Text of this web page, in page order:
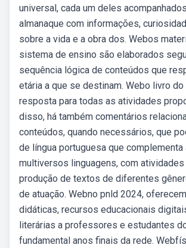
universal, cada um deles
almanaque com informações,
sobre a vida e a obra dos. Webos
sistema de ensino são elaborados
sequência lógica de conteúdos que
etária a que se destinam. Webo livro
resposta para todas as atividades
disso, há também comentários
conteúdos, quando necessários, que
de língua portuguesa que complementa
multiversos linguagens, com
produção de textos de diferentes
de atuação. Webno pnld 2024,
didáticas, recursos educacionais
literárias a professores e estudantes
fundamental anos finais da rede.